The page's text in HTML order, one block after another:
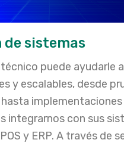
sistemas
puede ayudarle
y escalables, desde
implementaciones
integrarnos con sus
y ERP. A través de